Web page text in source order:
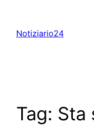
content
Notiziario24
Tag: Sta